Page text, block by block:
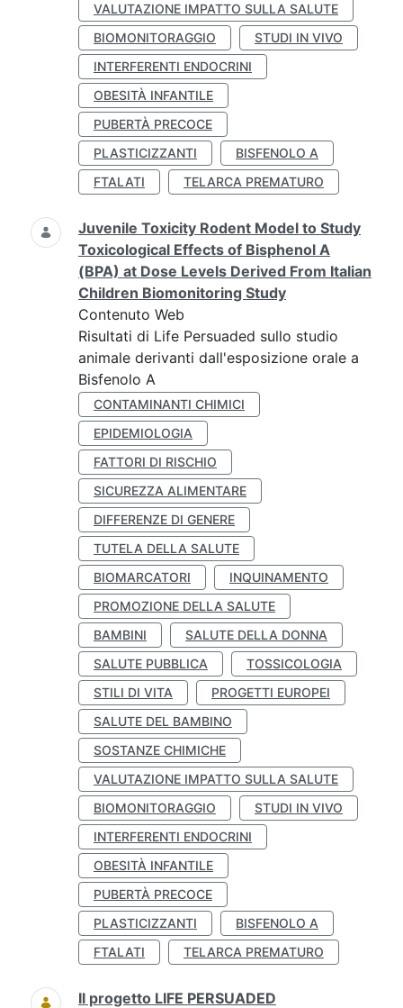
VALUTAZIONE IMPATTO SULLA SALUTE
BIOMONITORAGGIO
STUDI IN VIVO
INTERFERENTI ENDOCRINI
OBESITÀ INFANTILE
PUBERTÀ PRECOCE
PLASTICIZZANTI
BISFENOLO A
FTALATI
TELARCA PREMATURO
Juvenile Toxicity Rodent Model to Study
Toxicological Effects of Bisphenol A
(BPA) at Dose Levels Derived From Italian
Children Biomonitoring Study
Contenuto Web
Risultati di Life Persuaded sullo studio
animale derivanti dall'esposizione orale a
Bisfenolo A
CONTAMINANTI CHIMICI
EPIDEMIOLOGIA
FATTORI DI RISCHIO
SICUREZZA ALIMENTARE
DIFFERENZE DI GENERE
TUTELA DELLA SALUTE
BIOMARCATORI
INQUINAMENTO
PROMOZIONE DELLA SALUTE
BAMBINI
SALUTE DELLA DONNA
SALUTE PUBBLICA
TOSSICOLOGIA
STILI DI VITA
PROGETTI EUROPEI
SALUTE DEL BAMBINO
SOSTANZE CHIMICHE
VALUTAZIONE IMPATTO SULLA SALUTE
BIOMONITORAGGIO
STUDI IN VIVO
INTERFERENTI ENDOCRINI
OBESITÀ INFANTILE
PUBERTÀ PRECOCE
PLASTICIZZANTI
BISFENOLO A
FTALATI
TELARCA PREMATURO
Il progetto LIFE PERSUADED